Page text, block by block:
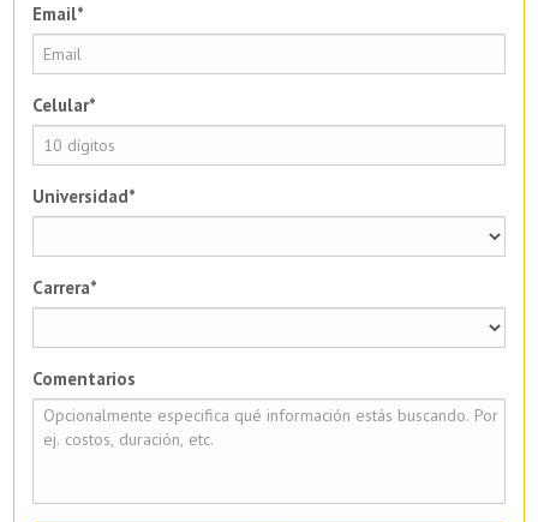
Email*
Celular*
Universidad*
Carrera*
Comentarios